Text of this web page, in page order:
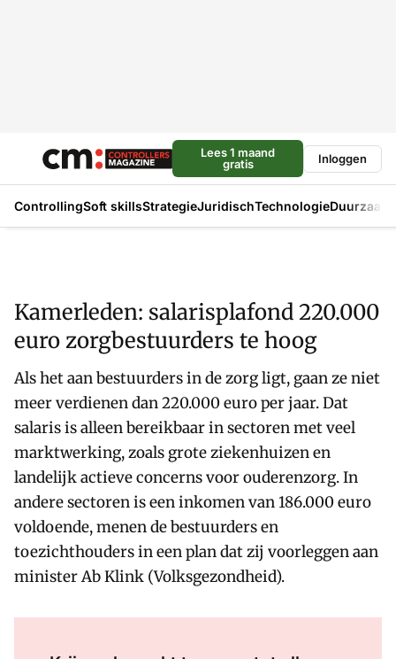
Lees 1 maand
gratis
Inloggen
ControllingSoft skillsStrategieJuridischTechnologie
Kamerleden: salarisplafond 220.000
euro zorgbestuurders te hoog
Als het aan bestuurders in de zorg ligt, gaan ze niet
meer verdienen dan 220.000 euro per jaar. Dat
salaris is alleen bereikbaar in sectoren met veel
marktwerking, zoals grote ziekenhuizen en
landelijk actieve concerns voor ouderenzorg. In
andere sectoren is een inkomen van 186.000 euro
voldoende, menen de bestuurders en
toezichthouders in een plan dat zij voorleggen aan
minister Ab Klink (Volksgezondheid).